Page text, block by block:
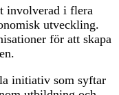
involverad i flera
utveckling.
för att skapa
initiativ som syftar